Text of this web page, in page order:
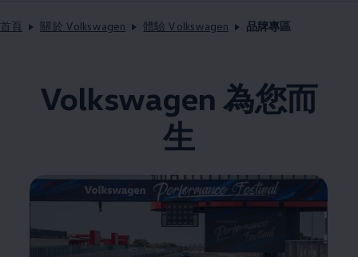
首頁 關於 Volkswagen 體驗 Volkswagen 品牌專區
Volkswagen 為您而
生